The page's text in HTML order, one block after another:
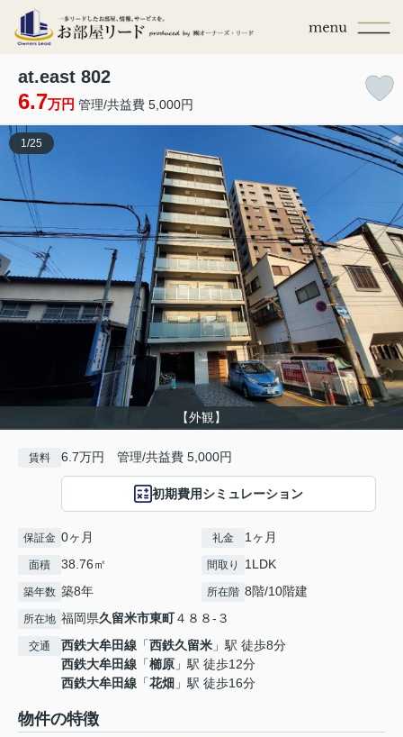
at.east 802
6.7万円 管理/共益費 5,000円
【外観】
1 /25
賃料 6.7万円 管理/共益費 5,000円
初期費用シミュレーション
保証金 0ヶ月 礼金 1ヶ月
面積 38.76㎡ 間取り 1LDK
築年数 築8年 所在階 8階/10階建
所在地 福岡県久留米市東町４８８-３
交通 西鉄大牟田線 「西鉄久留米 」駅 徒歩8分
西鉄大牟田線 「櫛原 」駅 徒歩12分
西鉄大牟田線 「花畑 」駅 徒歩16分
物件の特徴